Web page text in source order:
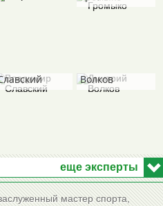
Волков
Любимов
еще эксперты
мастер спорта,